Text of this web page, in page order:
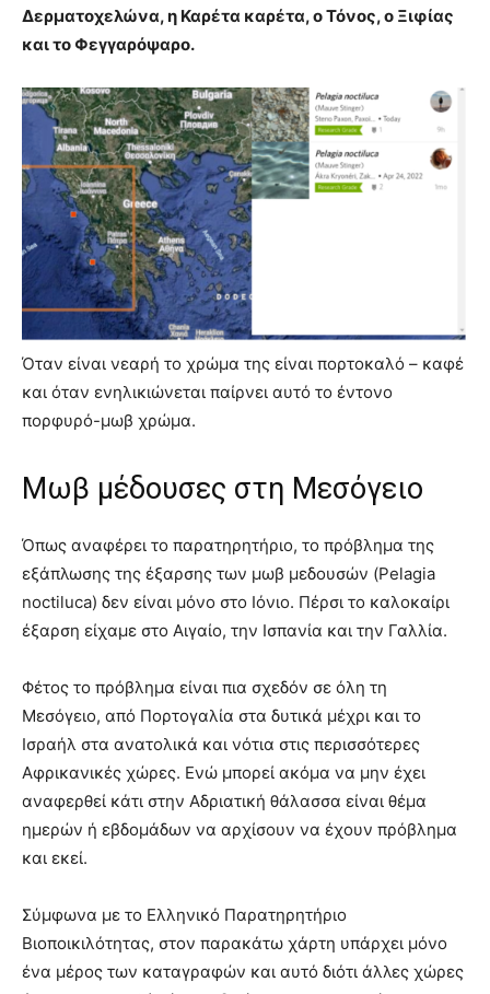
Δερματοχελώνα, η Καρέτα καρέτα, ο Τόνος, ο Ξιφίας
και το Φεγγαρόψαρο.
Όταν είναι νεαρή το χρώμα της είναι πορτοκαλό – καφέ
και όταν ενηλικιώνεται παίρνει αυτό το έντονο
πορφυρό-μωβ χρώμα.
Μωβ μέδουσες στη Μεσόγειο
Όπως αναφέρει το παρατηρητήριο, το πρόβλημα της
εξάπλωσης της έξαρσης των μωβ μεδουσών (Pelagia
noctiluca) δεν είναι μόνο στο Ιόνιο. Πέρσι το καλοκαίρι
έξαρση είχαμε στο Αιγαίο, την Ισπανία και την Γαλλία.
Φέτος το πρόβλημα είναι πια σχεδόν σε όλη τη
Μεσόγειο, από Πορτογαλία στα δυτικά μέχρι και το
Ισραήλ στα ανατολικά και νότια στις περισσότερες
Αφρικανικές χώρες. Ενώ μπορεί ακόμα να μην έχει
αναφερθεί κάτι στην Αδριατική θάλασσα είναι θέμα
ημερών ή εβδομάδων να αρχίσουν να έχουν πρόβλημα
και εκεί.
Σύμφωνα με το Ελληνικό Παρατηρητήριο
Βιοποικιλότητας, στον παρακάτω χάρτη υπάρχει μόνο
ένα μέρος των καταγραφών και αυτό διότι άλλες χώρες